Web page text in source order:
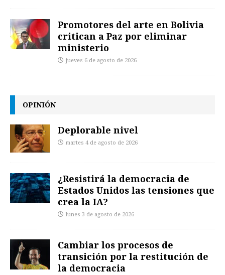
Promotores del arte en Bolivia
critican a Paz por eliminar
ministerio
jueves 6 de agosto de 2026
OPINIÓN
Deplorable nivel
martes 4 de agosto de 2026
¿Resistirá la democracia de
Estados Unidos las tensiones que
crea la IA?
lunes 3 de agosto de 2026
Cambiar los procesos de
transición por la restitución de
la democracia